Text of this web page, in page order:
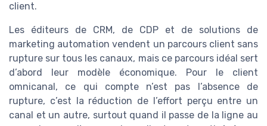
client.
Les éditeurs de CRM, de CDP et de solutions de
marketing automation vendent un parcours client sans
rupture sur tous les canaux, mais ce parcours idéal sert
d’abord leur modèle économique. Pour le client
omnicanal, ce qui compte n’est pas l’absence de
rupture, c’est la réduction de l’effort perçu entre un
canal et un autre, surtout quand il passe de la ligne au